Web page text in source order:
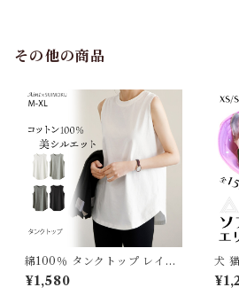
その他の商品
綿100％ タンクトップ レイヤ
ード インナー レディース 重ね
着 レイヤードインナー ノース
¥1,580
犬
ソフ
柔